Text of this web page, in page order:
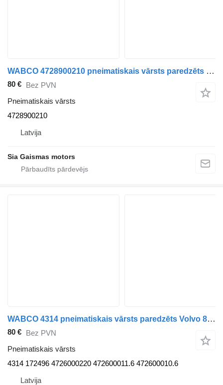
WABCO 4728900210 pneimatiskais vārsts paredzēts Mercedes-Benz autobusa
80 € Bez PVN
Pneimatiskais vārsts
4728900210
Latvija
Sia Gaismas motors
WABCO 4314 pneimatiskais vārsts paredzēts Volvo 8700 autobusa
80 € Bez PVN
Pneimatiskais vārsts
4314 172496 4726000220 472600011.6 472600010.6
Latvija